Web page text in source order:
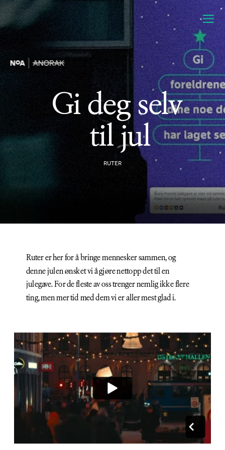
Gi deg selv
til jul
RUTER
Ruter er her for å bringe mennesker sammen, og
denne julen ønsket vi å gjøre nettopp det til en
julegave. For de fleste av oss trenger nemlig ikke flere
ting, men mer tid med dem vi er aller mest glad i.